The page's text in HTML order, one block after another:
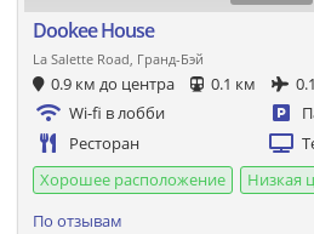
Dookee House
La Salette Road, Гранд-Бэй
0.9 км до центра 0.1 км
Wi-fi в лобби
Ресторан
Хорошее расположение
Низкая
По отзывам